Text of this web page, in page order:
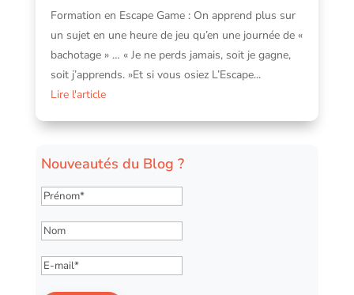
Formation en Escape Game : On apprend plus sur
un sujet en une heure de jeu qu’en une journée de «
bachotage » … « Je ne perds jamais, soit je gagne,
soit j’apprends. »Et si vous osiez L’Escape...
Lire l'article
Nouveautés du Blog ?